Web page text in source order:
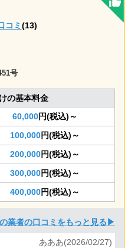
コミ(13)
号
の基本料金
60,000円(税込)～
100,000円(税込)～
200,000円(税込)～
300,000円(税込)～
400,000円(税込)～
業者の口コミをもっと見る▶
あああ(2026/02/27)